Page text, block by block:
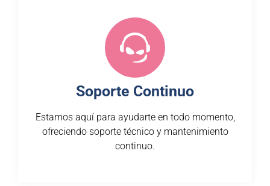
Soporte Continuo
Estamos aquí para ayudarte en todo momento,
ofreciendo soporte técnico y mantenimiento
continuo.